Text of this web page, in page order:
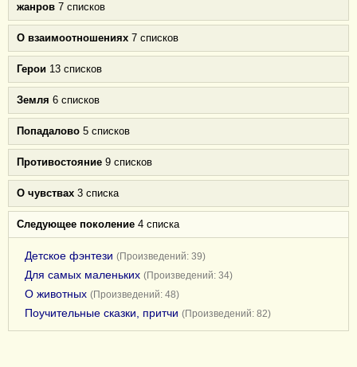
жанров 7 списков
О взаимоотношениях 7 списков
Герои 13 списков
Земля 6 списков
Попадалово 5 списков
Противостояние 9 списков
О чувствах 3 списка
Следующее поколение 4 списка
Детское фэнтези (Произведений: 39)
Для самых маленьких (Произведений: 34)
О животных (Произведений: 48)
Поучительные сказки, притчи (Произведений: 82)